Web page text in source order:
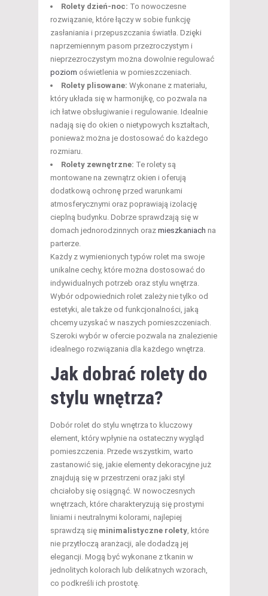
Rolety dzień-noc: To nowoczesne
rozwiązanie, które łączy w sobie funkcję
zasłaniania i przepuszczania światła. Dzięki
naprzemiennym pasom przezroczystym i
nieprzezroczystym można dowolnie regulować
poziom oświetlenia w pomieszczeniach.
Rolety plisowane: Wykonane z materiału,
który układa się w harmonijkę, co pozwala na
ich łatwe obsługiwanie i regulowanie. Idealnie
nadają się do okien o nietypowych kształtach,
ponieważ można je dostosować do każdego
rozmiaru.
Rolety zewnętrzne: Te rolety są
montowane na zewnątrz okien i oferują
dodatkową ochronę przed warunkami
atmosferycznymi oraz poprawiają izolację
cieplną budynku. Dobrze sprawdzają się w
domach jednorodzinnych oraz mieszkaniach na
parterze.
Każdy z wymienionych typów rolet ma swoje
unikalne cechy, które można dostosować do
indywidualnych potrzeb oraz stylu wnętrza.
Wybór odpowiednich rolet zależy nie tylko od
estetyki, ale także od funkcjonalności, jaką
chcemy uzyskać w naszych pomieszczeniach.
Szeroki wybór w ofercie pozwala na znalezienie
idealnego rozwiązania dla każdego wnętrza.
Jak dobrać rolety do
stylu wnętrza?
Dobór rolet do stylu wnętrza to kluczowy
element, który wpłynie na ostateczny wygląd
pomieszczenia. Przede wszystkim, warto
zastanowić się, jakie elementy dekoracyjne już
znajdują się w przestrzeni oraz jaki styl
chciałoby się osiągnąć. W nowoczesnych
wnętrzach, które charakteryzują się prostymi
liniami i neutralnymi kolorami, najlepiej
sprawdzą się minimalistyczne rolety, które
nie przytłoczą aranżacji, ale dodadzą jej
elegancji. Mogą być wykonane z tkanin w
jednolitych kolorach lub delikatnych wzorach,
co podkreśli ich prostotę.